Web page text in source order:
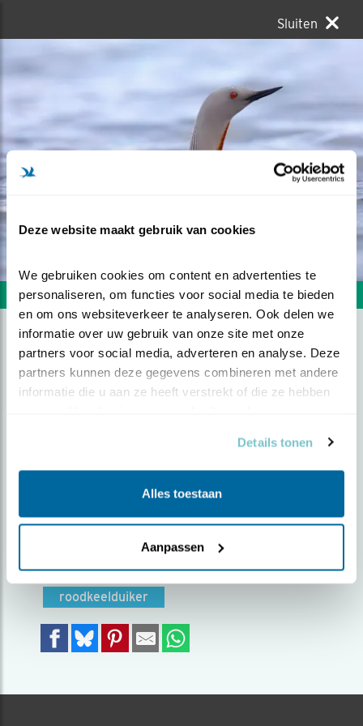
Deze website maakt gebruik van cookies
We gebruiken cookies om content en advertenties te
personaliseren, om functies voor social media te bieden
en om ons websiteverkeer te analyseren. Ook delen we
informatie over uw gebruik van onze site met onze
partners voor social media, adverteren en analyse. Deze
partners kunnen deze gegevens combineren met andere
informatie die u aan ze heeft verstrekt of die ze hebben
Details tonen
Alles toestaan
Aanpassen
Sluiten
Volgende foto Vorige foto
ROODKEELDUIKER
Door Ernst Bos | Geplaatst op vrijdag 5 juli 2024 |
Plat op mijn buik liggend kwam deze duiker
diffuus licht met een klein blauw tintje die je
Zoek verder op
roodkeelduiker